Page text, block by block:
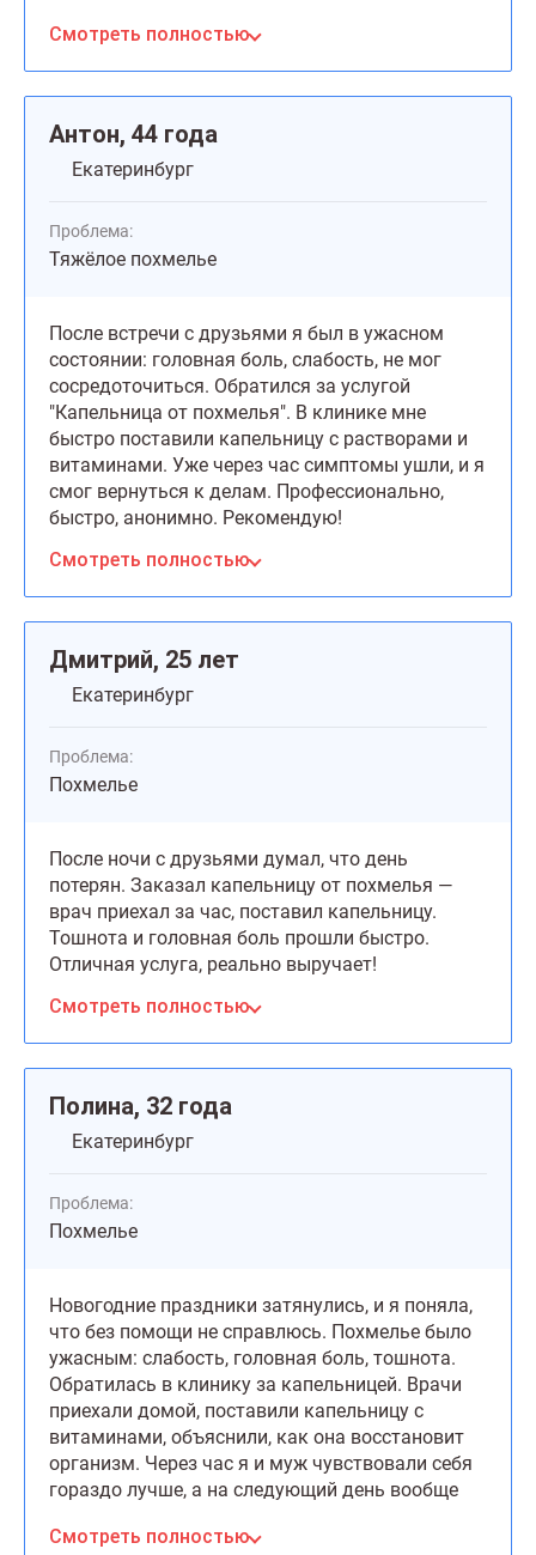
Смотреть полностью
Антон, 44 года
Екатеринбург
Проблема:
Тяжёлое похмелье
После встречи с друзьями я был в ужасном
состоянии: головная боль, слабость, не мог
сосредоточиться. Обратился за услугой
"Капельница от похмелья". В клинике мне
быстро поставили капельницу с растворами и
витаминами. Уже через час симптомы ушли, и я
смог вернуться к делам. Профессионально,
быстро, анонимно. Рекомендую!
Смотреть полностью
Дмитрий, 25 лет
Екатеринбург
Проблема:
Похмелье
После ночи с друзьями думал, что день
потерян. Заказал капельницу от похмелья —
врач приехал за час, поставил капельницу.
Тошнота и головная боль прошли быстро.
Отличная услуга, реально выручает!
Смотреть полностью
Полина, 32 года
Екатеринбург
Проблема:
Похмелье
Новогодние праздники затянулись, и я поняла,
что без помощи не справлюсь. Похмелье было
ужасным: слабость, головная боль, тошнота.
Обратилась в клинику за капельницей. Врачи
приехали домой, поставили капельницу с
витаминами, объяснили, как она восстановит
организм. Через час я и муж чувствовали себя
гораздо лучше, а на следующий день вообще
прошло комфортно и анонимно. Спасибо за
Смотреть полностью